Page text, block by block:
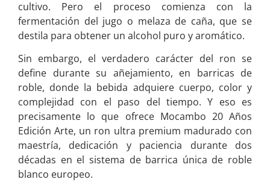
cultivo. Pero el proceso comienza con la
fermentación del jugo o melaza de caña, que se
destila para obtener un alcohol puro y aromático.
Sin embargo, el verdadero carácter del ron se
define durante su añejamiento, en barricas de
roble, donde la bebida adquiere cuerpo, color y
complejidad con el paso del tiempo. Y eso es
precisamente lo que ofrece Mocambo 20 Años
Edición Arte, un ron ultra premium madurado con
maestría, dedicación y paciencia durante dos
décadas en el sistema de barrica única de roble
blanco europeo.